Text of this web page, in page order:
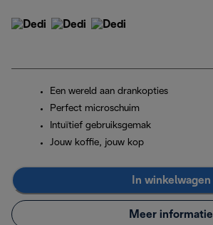
Een wereld aan drankopties
Perfect microschuim
Intuïtief gebruiksgemak
Jouw koffie, jouw kop
In winkelwagen
Meer informatie